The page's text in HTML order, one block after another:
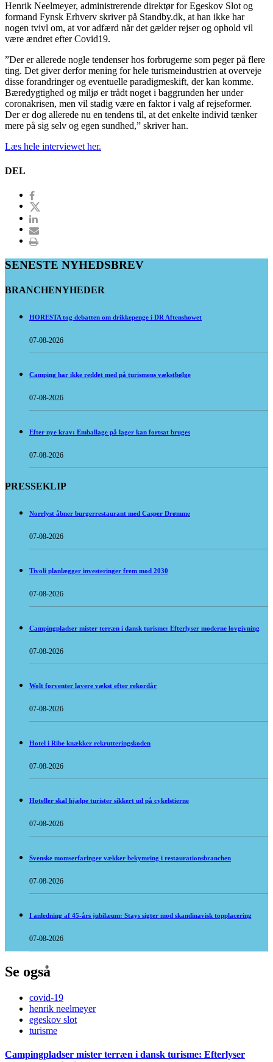
Henrik Neelmeyer, administrerende direktør for Egeskov Slot og
formand Fynsk Erhverv skriver på Standby.dk, at han ikke har
nogen tvivl om, at vor adfærd når det gælder rejser og ophold vil
være ændret efter Covid19.
”Der er allerede nogle tendenser hos forbrugerne som peger på flere
ting. Det giver derfor mening for hele turismeindustrien at overveje
disse forandringer og eventuelle paradigmeskift, der kan komme.
Bæredygtighed og miljø er trådt noget i baggrunden her under
coronakrisen, men vil stadig være en faktor i valg af rejseformer.
Der er dog allerede nu en tendens til, at det enkelte individ tænker
mere på sig selv og egen sundhed,” skriver han.
Læs hele interviewet her.
DEL
SENESTE NYHEDSBREV
BRANCHENYHEDER
HORESTA tog debatten om drikkepenge i DR Aftenshowet
07-08-2026
Camping har ikke reddet med på turismens vækstbølge
07-08-2026
Efter nye krav: Emballage på lager kan fortsat bruges
07-08-2026
PRESSEKLIP
Norrlyst åbner burgerrestaurant med Casper Drømme
07-08-2026
Tivoli planlægger investeringer frem mod 2030
07-08-2026
Campingpladser mister terræn i dansk turisme: Efterlyser moderne lovgivning
07-08-2026
Wolt forventer lavere vækst efter rekordår
07-08-2026
Hotel i Ribe knækker rekrutteringskoden
07-08-2026
Hoteller skal hjælpe turister sikkert ud på cykelstierne
07-08-2026
Svenske momserfaringer vækker bekymring i restaurationsbranchen
07-08-2026
I anledning af 45-års jubilæum: Stays sigter mod skandinavisk topplacering
07-08-2026
Se også
covid-19
henrik neelmeyer
egeskov slot
turisme
Campingpladser mister terræn i dansk turisme: Efterlyser